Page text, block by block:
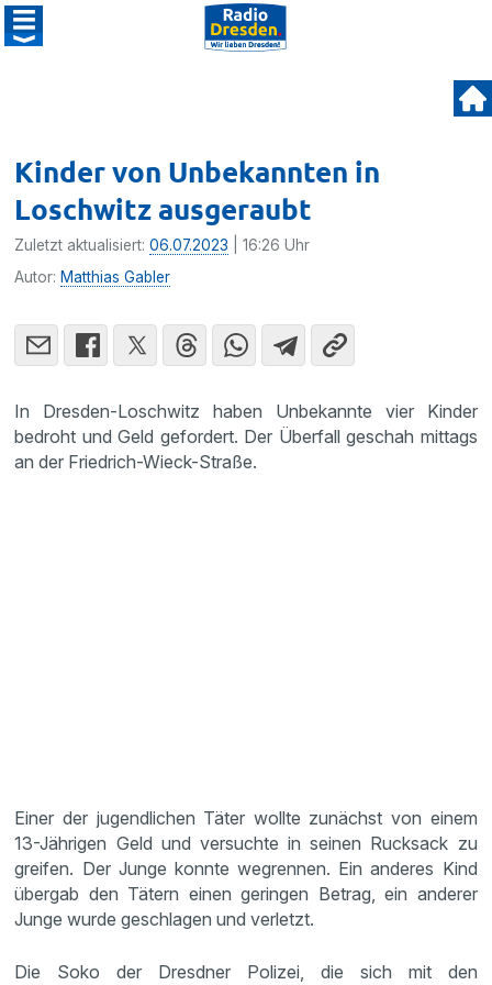
Kinder von Unbekannten in
Loschwitz ausgeraubt
Zuletzt aktualisiert:06.07.2023 | 16:26 Uhr
Autor: Matthias Gabler
In Dresden-Loschwitz haben Unbekannte vier Kinder
bedroht und Geld gefordert. Der Überfall geschah mittags
an der Friedrich-Wieck-Straße.
Einer der jugendlichen Täter wollte zunächst von einem
13-Jährigen Geld und versuchte in seinen Rucksack zu
greifen. Der Junge konnte wegrennen. Ein anderes Kind
übergab den Tätern einen geringen Betrag, ein anderer
Junge wurde geschlagen und verletzt.
Die Soko der Dresdner Polizei, die sich mit den